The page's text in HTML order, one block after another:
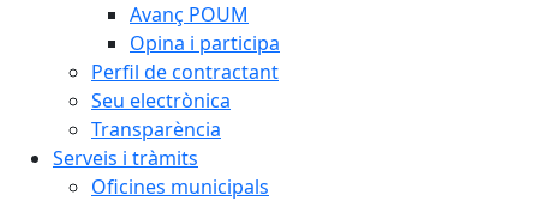
Avanç POUM
Opina i participa
Perfil de contractant
Seu electrònica
Transparència
Serveis i tràmits
Oficines municipals